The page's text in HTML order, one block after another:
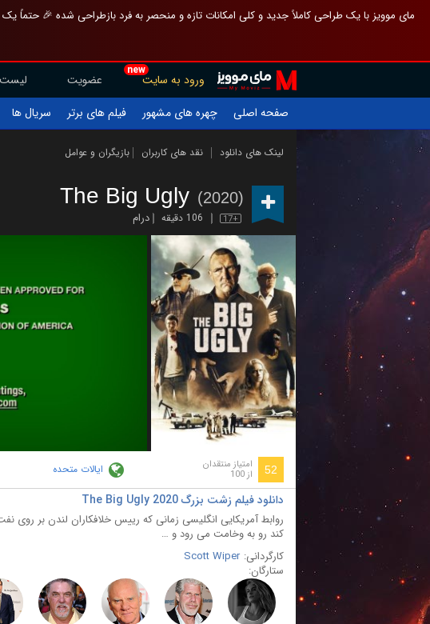
مای موویز با یک طراحی کاملاً جدید و کلی امکانات تازه و منحصر به فرد بازطراحی شده 🎉
new
ورود به سایت عضویت
صفحه اصلی
چهره های مشهور فیلم های برتر سریال ها
لینک های دانلود نقد های کاربران بازیگران و عوامل
The Big Ugly (2020)
17+ 106 دقیقه درام
52 امتیاز منتقدان
از 100 ایالات متحده
دانلود فیلم زشت بزرگ The Big Ugly 2020
روابط آمریکایی انگلیسی زمانی که رییس خلافکاران لندن بر روی
کند رو به وخامت می رود و …
کارگردانی: Scott Wiper
ستارگان: